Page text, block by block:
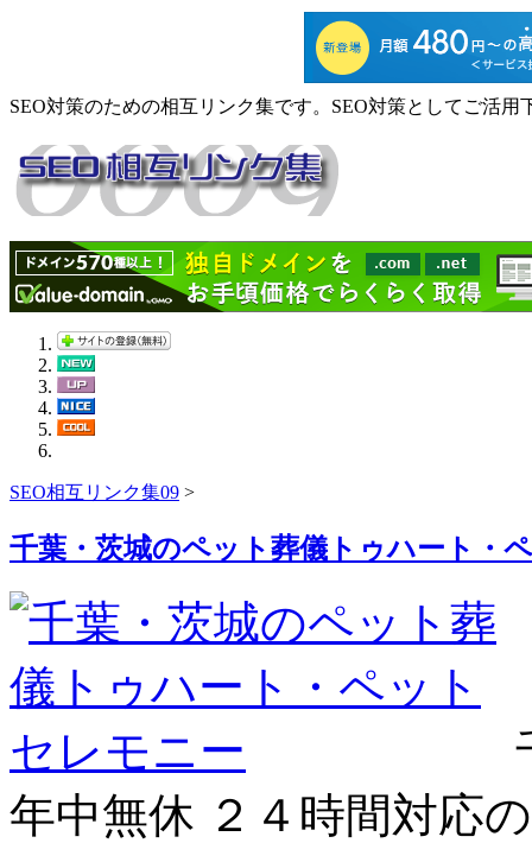
SEO対策のための相互リンク集です。SEO対策としてご活用
SEO相互リンク集09 >
千葉・茨城のペット葬儀トゥハート・
年中無休 ２４時間対応